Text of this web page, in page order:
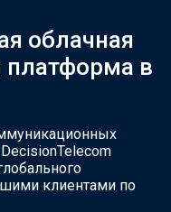
облачная
в
клиентами по